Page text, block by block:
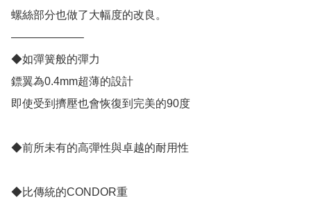
螺絲部分也做了大幅度的改良。
——————–
◆如彈簧般的彈力
鏢翼為0.4mm超薄的設計
即使受到擠壓也會恢復到完美的90度
◆前所未有的高彈性與卓越的耐用性
◆比傳統的CONDOR重